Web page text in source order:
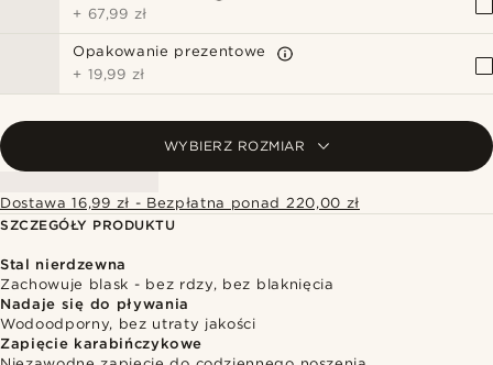
+ 67,99 zł
Opakowanie prezentowe
+ 19,99 zł
WYBIERZ ROZMIAR
Dostawa 16,99 zł - Bezpłatna ponad 220,00 zł
SZCZEGÓŁY PRODUKTU
Stal nierdzewna
Zachowuje blask - bez rdzy, bez blaknięcia
Nadaje się do pływania
Wodoodporny, bez utraty jakości
Zapięcie karabińczykowe